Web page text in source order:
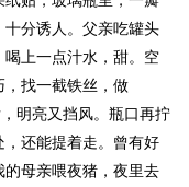
分诱人。父亲吃罐头
上一点汁水，甜。空
，找一截铁丝，做
明亮又挡风。瓶口再拧
还能提着走。曾有好
母亲喂夜猪，夜里去